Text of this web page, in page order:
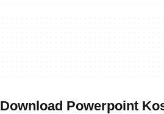
Download Powerpoint